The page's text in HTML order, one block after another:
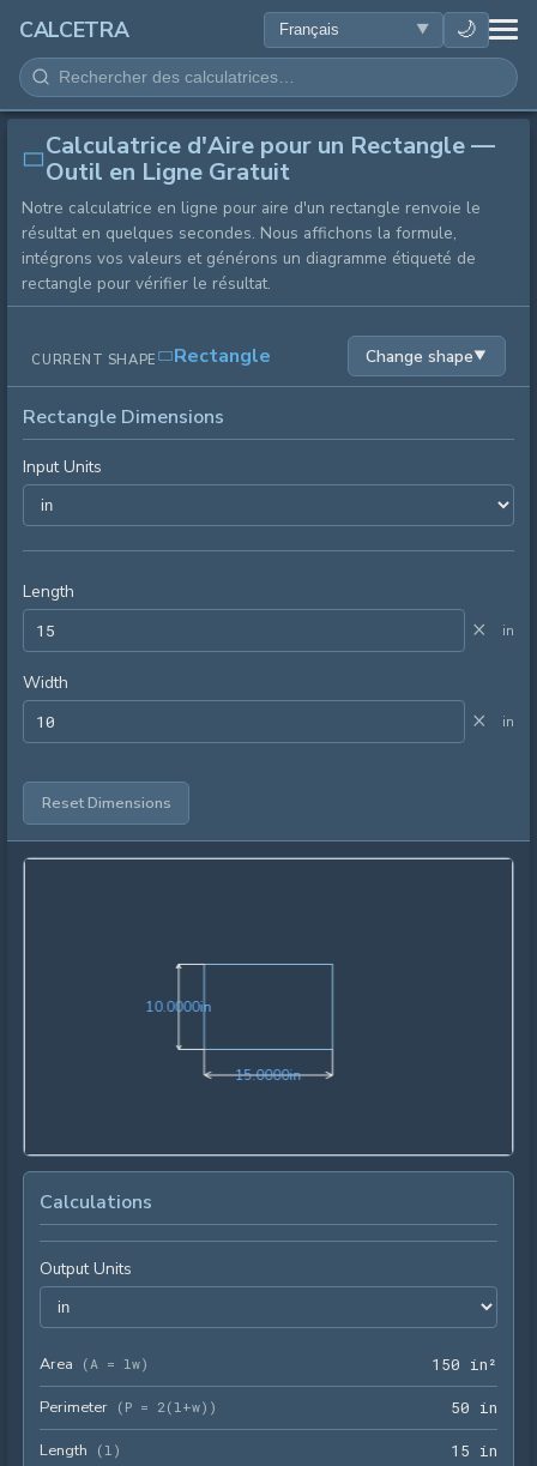
CALCETRA 🌙
MATHÉMATIQUES
CONVERSIONS
SCIENCE
QUOTIDIEN
AUTRES OUTILS
Calculatrice d'Aire pour un Rectangle —
Outil en Ligne Gratuit
Notre calculatrice en ligne pour aire d'un rectangle renvoie le
résultat en quelques secondes. Nous affichons la formule,
intégrons vos valeurs et générons un diagramme étiqueté de
rectangle pour vérifier le résultat.
CURRENT SHAPE Rectangle Change shape▼
Rectangle Dimensions
Input Units
Length
× in
Width
× in
Reset Dimensions
15.0000in15.0000in
10.0000in10.0000in
Calculations
Output Units
Area ( A = lw) 1 50 in²
Perimeter ( P = 2(l+w) ) 50 in
Length ( l ) 1 5 in